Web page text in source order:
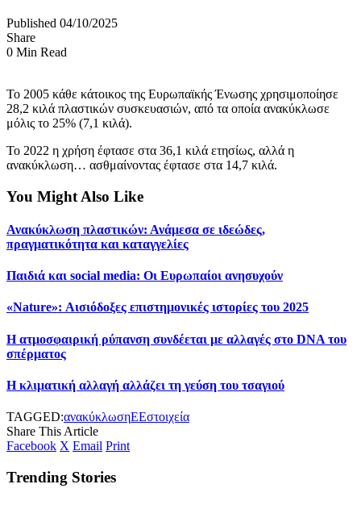
Published 04/10/2025
Share
0 Min Read
Το 2005 κάθε κάτοικος της Ευρωπαϊκής Ένωσης χρησιμοποίησε
28,2 κιλά πλαστικών συσκευασιών, από τα οποία ανακύκλωσε
μόλις το 25% (7,1 κιλά).
Το 2022 η χρήση έφτασε στα 36,1 κιλά ετησίως, αλλά η
ανακύκλωση… ασθμαίνοντας έφτασε στα 14,7 κιλά.
You Might Also Like
Ανακύκλωση πλαστικών: Ανάμεσα σε ιδεώδες,
πραγματικότητα και καταγγελίες
Παιδιά και social media: Οι Ευρωπαίοι ανησυχούν
«Nature»: Αισιόδοξες επιστημονικές ιστορίες του 2025
Η ατμοσφαιρική ρύπανση συνδέεται με αλλαγές στο DNA του
σπέρματος
Η κλιματική αλλαγή αλλάζει τη γεύση του τσαγιού
TAGGED:ανακύκλωσηΕΕστοιχεία
Share This Article
Facebook X Email Print
Trending Stories